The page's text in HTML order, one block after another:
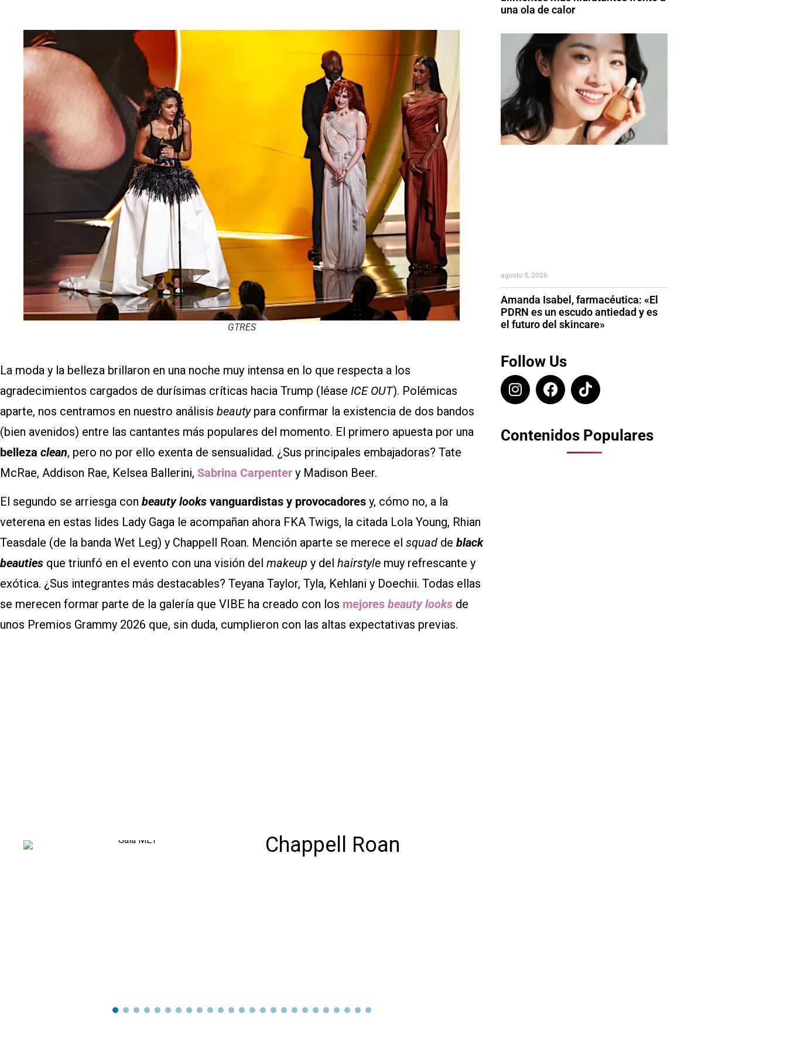
GTRES
La moda y la belleza brillaron en una noche muy intensa en lo que respecta a los
agradecimientos cargados de durísimas críticas hacia Trump (léase ICE OUT). Polémicas
aparte, nos centramos en nuestro análisis beautypara confirmar la existencia de dos bandos
(bien avenidos) entre las cantantes más populares del momento. El primero apuesta por una
belleza clean, pero no por ello exenta de sensualidad. ¿Sus principales embajadoras? Tate
McRae, Addison Rae, Kelsea Ballerini, Sabrina Carpenter y Madison Beer.
El segundo se arriesga con beauty looks vanguardistas y provocadores y, cómo no, a la
veterena en estas lides Lady Gaga le acompañan ahora FKA Twigs, la citada Lola Young, Rhian
Teasdale (de la banda Wet Leg) y Chappell Roan. Mención aparte se merece el squad de black
beauties que triunfó en el evento con una visión del makeup y del hairstyle muy refrescante y
exótica. ¿Sus integrantes más destacables? Teyana Taylor, Tyla, Kehlani y Doechii. Todas ellas
se merecen formar parte de la galería que VIBE ha creado con los mejores beauty looks de
unos Premios Grammy 2026 que, sin duda, cumplieron con las altas expectativas previas.
Chappell Roan
una ola de calor
Amanda Isabel, farmacéutica: «El
PDRN es un escudo antiedad y es
el futuro del skincare»
agosto 5, 2026
Follow Us
Contenidos Populares